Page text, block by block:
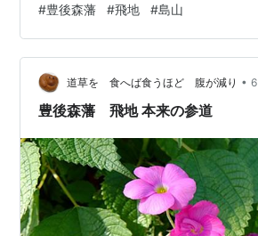
Ｒ日豊線 日出 小倉方面 踏切 立ち止ま
亀川 別府方面 国道10号が 並走してい
国道渡り 海まで来ました 別府湾 瀬戸
玖珠の山に転封 参勤交代で 瀬戸内海に
殿も 感無量 …
#豊後森藩 #飛地 #島山
道草を 食へば食うほど 腹が減り •
豊後森藩 飛地 本来の参道